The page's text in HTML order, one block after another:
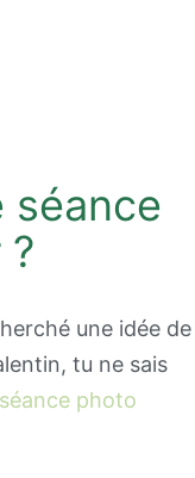
séance
une idée de
tu ne sais
séance photo